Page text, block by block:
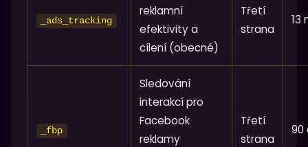
_ads_tracking
reklamní
efektivity a
cílení (obecné)
Třetí
strana
13
_fbp
Sledování
interakcí pro
Facebook
reklamy
Třetí
strana
90